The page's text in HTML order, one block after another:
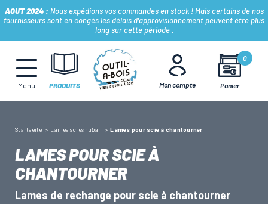
AOUT 2024 : Nous expédions vos commandes en stock ! Mais certains de nos
fournisseurs sont en congés les délais d'approvisionnement peuvent être plus
long sur cette période .
Menu PRODUITS Mon compte Panier
0
MÈCHES, FRAISES & FORETS
LAMES & DISQUES
CONSOMMABLES
OUTILS À MAIN
Startseite Lames scies ruban Lames pour scie à chantourner
LAMES POUR SCIE À
CHANTOURNER
Lames de rechange pour scie à chantourner